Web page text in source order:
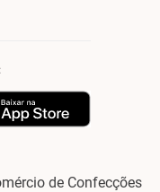
de Confecções